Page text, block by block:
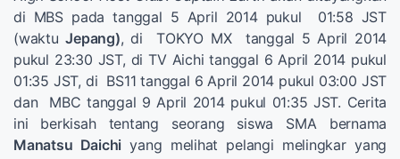
di MBS pada tanggal 5 April 2014 pukul 01:58 JST
(waktuJepang), di TOKYO MX tanggal 5 April 2014
pukul 23:30 JST, di TV Aichi tanggal 6 April 2014 pukul
01:35 JST, di BS11 tanggal 6 April 2014 pukul 03:00 JST
dan MBC tanggal 9 April 2014 pukul 01:35 JST. Cerita
ini berkisah tentang seorang siswa SMA bernama
Manatsu Daichi yang melihat pelangi melingkar yang